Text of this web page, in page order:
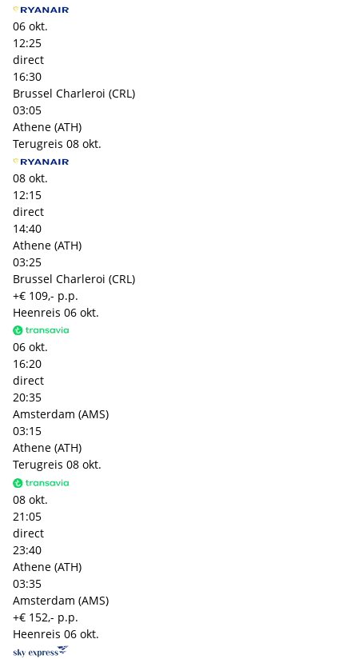
06 okt.
12:25
direct
16:30
Brussel Charleroi (CRL)
03:05
Athene (ATH)
Terugreis 08 okt.
08 okt.
12:15
direct
14:40
Athene (ATH)
03:25
Brussel Charleroi (CRL)
+€ 109,- p.p.
Heenreis 06 okt.
06 okt.
16:20
direct
20:35
Amsterdam (AMS)
03:15
Athene (ATH)
Terugreis 08 okt.
08 okt.
21:05
direct
23:40
Athene (ATH)
03:35
Amsterdam (AMS)
+€ 152,- p.p.
Heenreis 06 okt.